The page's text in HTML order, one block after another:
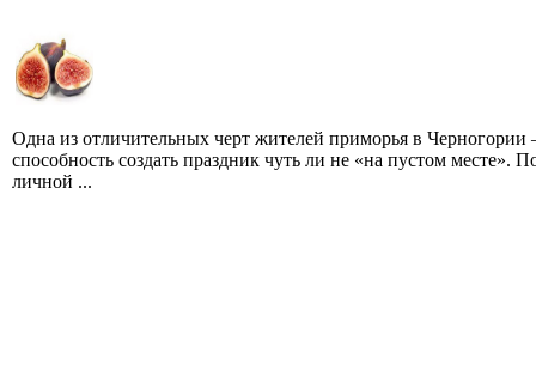
Одна из отличительных черт жителей приморья в Черногории
способность создать праздник чуть ли не «на пустом месте».
личной ...